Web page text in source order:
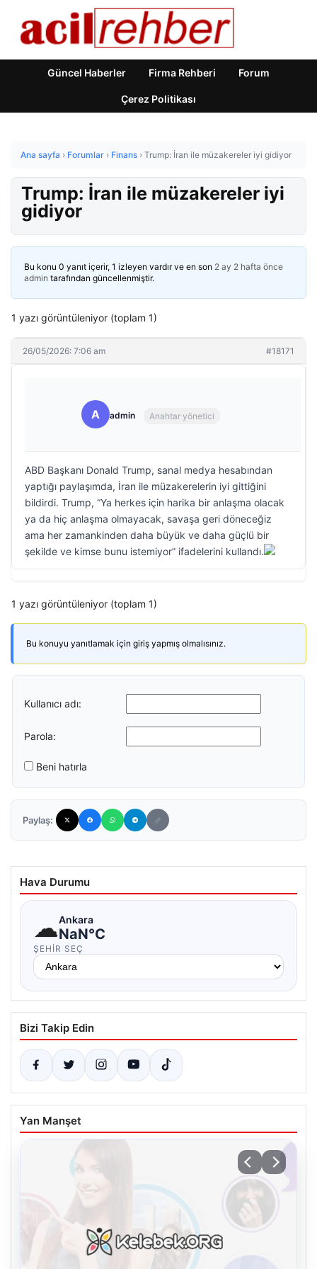
Güncel Haberler Firma Rehberi Forum
Çerez Politikası
Ana sayfa › Forumlar › Finans › Trump: İran ile müzakereler iyi gidiyor
Trump: İran ile müzakereler iyi
gidiyor
Bu konu 0 yanıt içerir, 1 izleyen vardır ve en son 2 ay 2 hafta önce
admin tarafından güncellenmiştir.
1 yazı görüntüleniyor (toplam 1)
26/05/2026: 7:06 am #18171
A admin Anahtar yönetici
ABD Başkanı Donald Trump, sanal medya hesabından
yaptığı paylaşımda, İran ile müzakerelerin iyi gittiğini
bildirdi. Trump, “Ya herkes için harika bir anlaşma olacak
ya da hiç anlaşma olmayacak, savaşa geri döneceğiz
ama her zamankinden daha büyük ve daha güçlü bir
şekilde ve kimse bunu istemiyor” ifadelerini kullandı.
1 yazı görüntüleniyor (toplam 1)
Bu konuyu yanıtlamak için giriş yapmış olmalısınız.
Kullanıcı adı:
Parola:
Beni hatırla
Paylaş:
Hava Durumu
☁Ankara
NaN°C
ŞEHIR SEÇ
Bizi Takip Edin
Yan Manşet